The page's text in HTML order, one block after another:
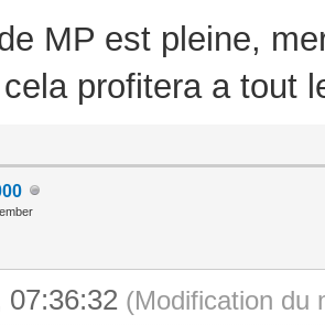
MP est pleine,
profitera a tout
07:36:32 (Modification du